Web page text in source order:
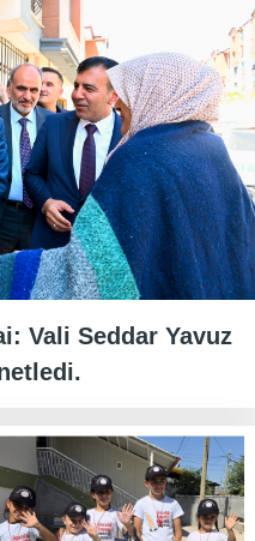
Vali Seddar Yavuz